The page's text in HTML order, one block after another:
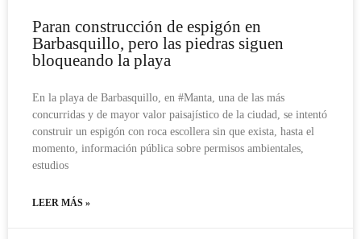
Paran construcción de espigón en
Barbasquillo, pero las piedras siguen
bloqueando la playa
En la playa de Barbasquillo, en #Manta, una de las más
concurridas y de mayor valor paisajístico de la ciudad, se intentó
construir un espigón con roca escollera sin que exista, hasta el
momento, información pública sobre permisos ambientales,
estudios
LEER MÁS »